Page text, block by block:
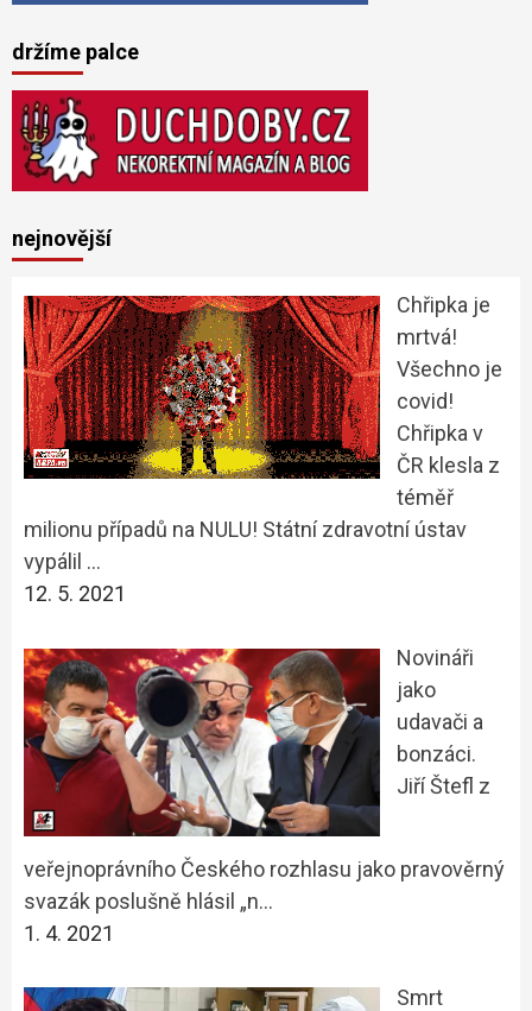
držíme palce
nejnovější
Chřipka je
mrtvá!
Všechno je
covid!
Chřipka v
ČR klesla z
téměř
milionu případů na NULU! Státní zdravotní ústav
vypálil …
12. 5. 2021
Novináři
jako
udavači a
bonzáci.
Jiří Štefl z
veřejnoprávního Českého rozhlasu jako pravověrný
svazák poslušně hlásil „n…
1. 4. 2021
Smrt